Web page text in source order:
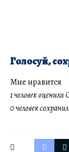
Голосуй,
Мне нравится
1 человек оценили
0 человек